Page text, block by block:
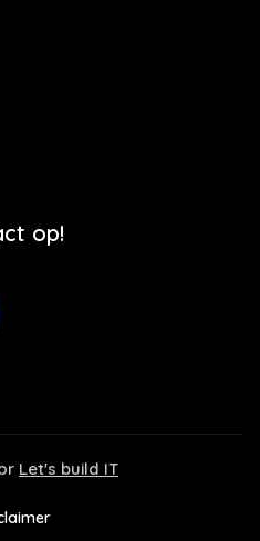
op!
Let's build IT